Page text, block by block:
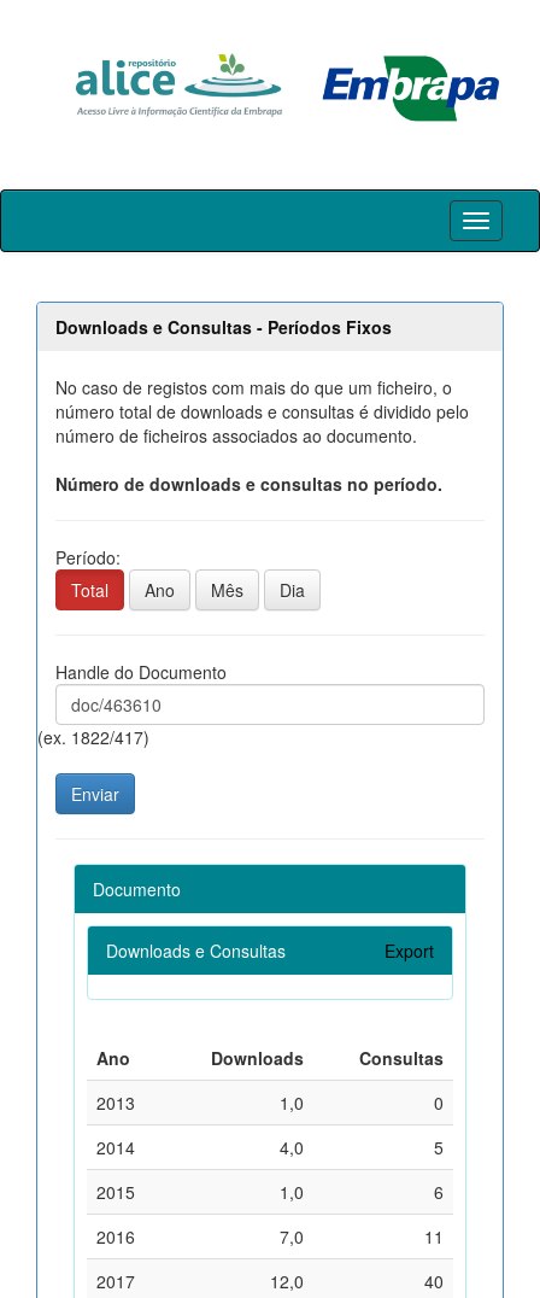
Skip
Downloads e Consultas - Períodos Fixos
No caso de registos com mais do que um ficheiro, o
número total de downloads e consultas é dividido pelo
número de ficheiros associados ao documento.
Número de downloads e consultas no período.
Período:
Total
Ano Mês Dia
Handle do Documento
(ex. 1822/417)
Documento
Downloads e Consultas Export
Ano Downloads
Consultas
2013
1,0
0
2014
4,0
5
2015
1,0
6
2016
7,0
11
2017
12,0
40